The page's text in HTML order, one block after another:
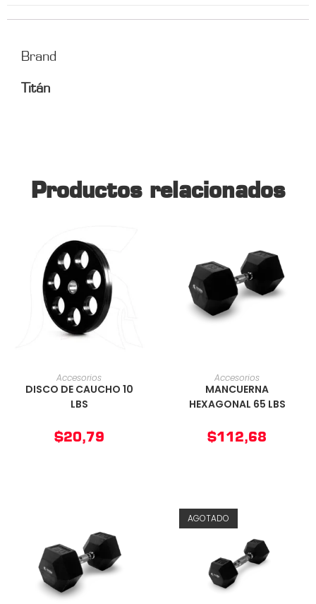
Brand
Titán
Productos relacionados
AÑADIR AL CARRITO
Accesorios
DISCO DE CAUCHO 10
LBS
$20,79
AÑADIR AL CARRITO
Accesorios
MANCUERNA
HEXAGONAL 65 LBS
$112,68
AGOTADO